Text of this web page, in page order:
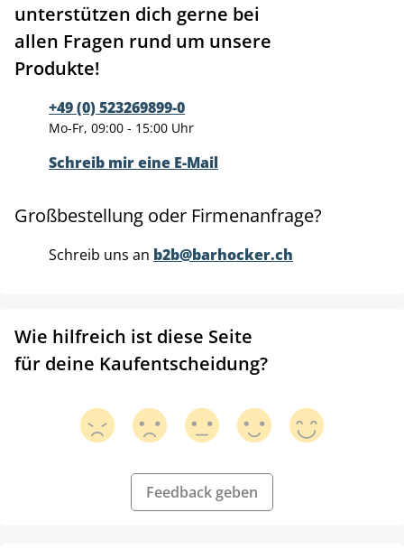
unterstützen dich gerne bei
allen Fragen rund um unsere
Produkte!
+49 (0) 523269899-0
Mo-Fr, 09:00 - 15:00 Uhr
Schreib mir eine E-Mail
Großbestellung oder Firmenanfrage?
Schreib uns an b2b@barhocker.ch
Wie hilfreich ist diese Seite
für deine Kaufentscheidung?
Feedback geben